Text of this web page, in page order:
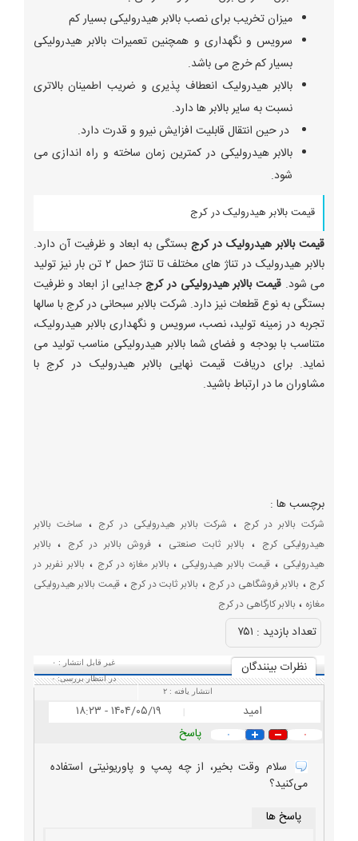
میزان تخریب برای نصب بالابر هیدرولیکی بسیار کم
سرویس و نگهداری و همچنین تعمیرات بالابر هیدرولیکی
بسیار کم خرج می باشد.
بالابر هیدرولیک انعطاف پذیری و ضریب اطمینان بالاتری
نسبت به سایر بالابر ها دارد.
در حین انتقال قابلیت افزایش نیرو و قدرت دارد.
بالابر هیدرولیکی در کمترین زمان ساخته و راه اندازی می
شود.
قیمت بالابر هیدرولیک در کرج
قیمت بالابر هیدرولیک در کرجبستگی به ابعاد و ظرفیت آن دارد.
بالابر هیدرولیک در تناژ های مختلف تا تناژ حمل ۲ تن بار نیز تولید
می شود.قیمت بالابر هیدرولیکی در کرججدایی از ابعاد و ظرفیت
بستگی به نوع قطعات نیز دارد‌. شرکت بالابر سبحانی در کرج با سالها
تجربه در زمینه تولید، نصب، سرویس و نگهداری بالابر هیدرولیک،
متناسب با بودجه و فضای شما بالابر هیدرولیکی مناسب تولید می
نماید. برای دریافت قیمت نهایی بالابر هیدرولیک در کرج با
مشاوران ما در ارتباط باشید.
برچسب ها :
شرکت بالابر در کرج ، شرکت بالابر هیدرولیکی در کرج ، ساخت بالابر
هیدرولیکی کرج ، بالابر ثابت صنعتی ، فروش بالابر در کرج ،بالابر
هیدرولیکی ، قیمت بالابر هیدرولیکی ،بالابر مغازه در کرج ،بالابر نفربر در
کرج ، بالابر فروشگاهی در کرج ، بالابر ثابت در کرج ،قیمت بالابر هیدرولیکی
مغازه ، بالابر کارگاهی در کرج
تعداد بازديد : ۷۵۱
نظرات بينندگان
غیر قابل انتشار : ۰
در انتظار بررسی:۰
انتشار یافته :۲
امید | ۱۴۰۴/۰۵/۱۹ - ۱۸:۲۳
۰ ۰
پاسخ
سلام وقت بخیر، از چه پمپ و پاوریونیتی استفاده
می‌کنید؟
پاسخ ها